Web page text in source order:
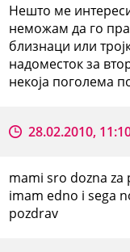
Нешто ме
неможам да го
близнаци или
надоместок за
некоја поголема
28.02.2010,
mami sro dozna za
imam edno i sega
pozdrav